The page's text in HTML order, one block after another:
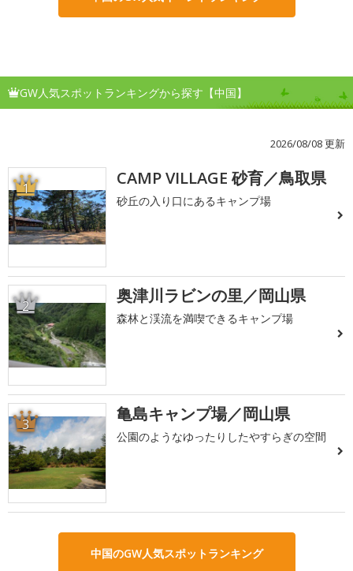
GW人気スポットランキングから探す【中国】
2026/08/08 更新
1 CAMP VILLAGE 砂育／鳥取県
砂丘の入り口にあるキャンプ場
2 奥津川ラビンの里／岡山県
森林と渓流を満喫できるキャンプ場
3 亀島キャンプ場／岡山県
公園のようなゆったりしたやすらぎの空間
中国のGW人気スポットランキング